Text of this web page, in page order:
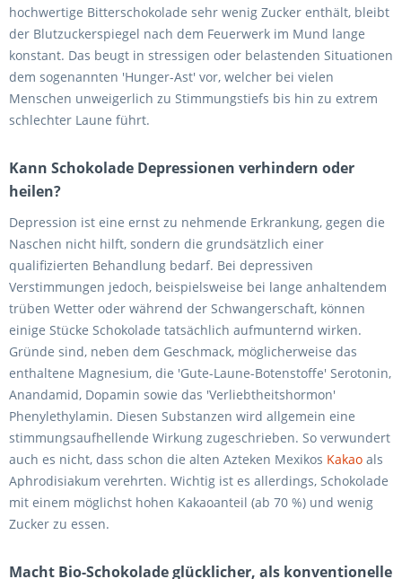
hochwertige Bitterschokolade sehr wenig Zucker enthält, bleibt
der Blutzuckerspiegel nach dem Feuerwerk im Mund lange
konstant. Das beugt in stressigen oder belastenden Situationen
dem sogenannten 'Hunger-Ast' vor, welcher bei vielen
Menschen unweigerlich zu Stimmungstiefs bis hin zu extrem
schlechter Laune führt.
Kann Schokolade Depressionen verhindern oder
heilen?
Depression ist eine ernst zu nehmende Erkrankung, gegen die
Naschen nicht hilft, sondern die grundsätzlich einer
qualifizierten Behandlung bedarf. Bei depressiven
Verstimmungen jedoch, beispielsweise bei lange anhaltendem
trüben Wetter oder während der Schwangerschaft, können
einige Stücke Schokolade tatsächlich aufmunternd wirken.
Gründe sind, neben dem Geschmack, möglicherweise das
enthaltene Magnesium, die 'Gute-Laune-Botenstoffe' Serotonin,
Anandamid, Dopamin sowie das 'Verliebtheitshormon'
Phenylethylamin. Diesen Substanzen wird allgemein eine
stimmungsaufhellende Wirkung zugeschrieben. So verwundert
auch es nicht, dass schon die alten Azteken Mexikos Kakao als
Aphrodisiakum verehrten. Wichtig ist es allerdings, Schokolade
mit einem möglichst hohen Kakaoanteil (ab 70 %) und wenig
Zucker zu essen.
Macht Bio-Schokolade glücklicher, als konventionelle